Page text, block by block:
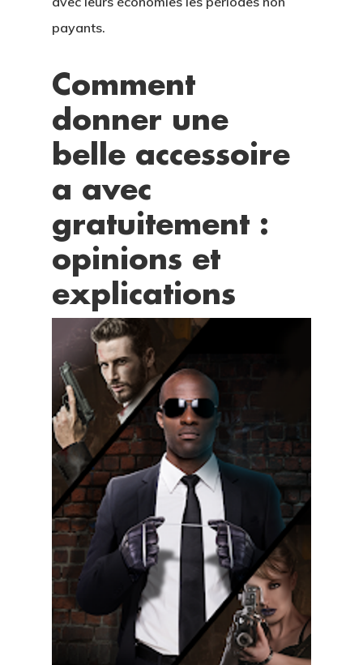
payants.
Comment
donner une
belle accessoire
a avec
gratuitement :
opinions et
explications